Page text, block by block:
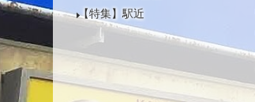
【特集】駅近